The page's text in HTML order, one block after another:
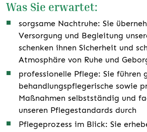
Was Sie erwartet:
sorgsame Nachtruhe: Sie
Versorgung und Begleitung
schenken ihnen Sicherheit und
Atmosphäre von Ruhe und
professionelle Pflege: Sie führen
behandlungspflegerische sowie
Maßnahmen selbstständig und
unseren Pflegestandards durch
Pflegeprozess im Blick: Sie